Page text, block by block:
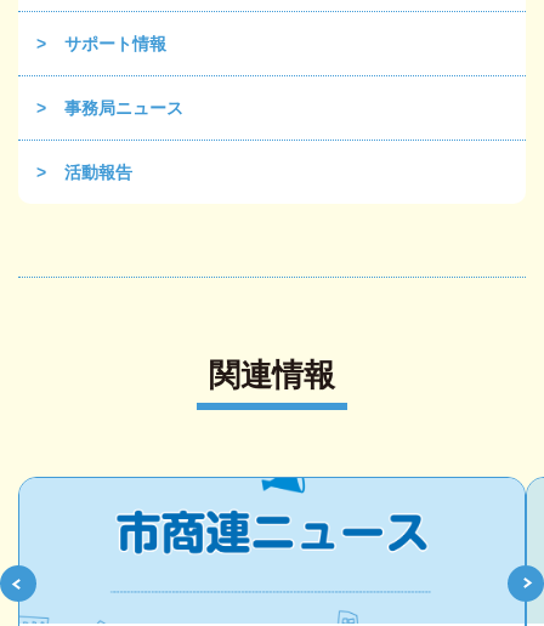
サポート情報
事務局ニュース
活動報告
関連情報